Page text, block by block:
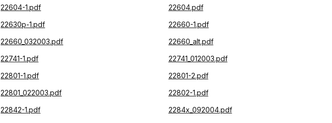
22604-1.pdf 22604.pdf
22630p-1.pdf 22660-1.pdf
22660_032003.pdf 22660_alt.pdf
22741-1.pdf 22741_012003.pdf
22801-1.pdf 22801-2.pdf
22801_022003.pdf 22802-1.pdf
22842-1.pdf 2284x_092004.pdf